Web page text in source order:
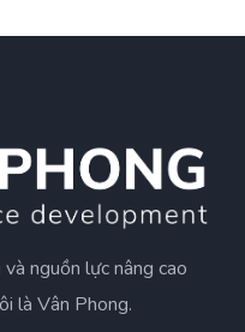
nguồn lực nâng cao
là Vân Phong.